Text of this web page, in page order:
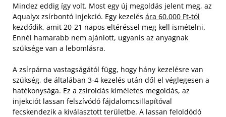
Mindez eddig így volt. Most egy új megoldás jelent meg, az
Aqualyx zsírbontó injekció. Egy kezelés ára 60.000 Ft-tól
kezdődik, amit 20-21 napos eltéréssel meg kell ismételni.
Ennél hamarabb nem ajánlott, ugyanis az anyagnak
szüksége van a lebomlásra.
A zsírpárna vastagságától függ, hogy hány kezelésre van
szükség, de általában 3-4 kezelés után dől el véglegesen a
hatékonysága. Ez a zsíroldás kíméletes megoldás, az
injekciót lassan felszívódó fájdalomcsillapítóval
fecskendezik a kiválasztott területbe. A lassan feloldódó